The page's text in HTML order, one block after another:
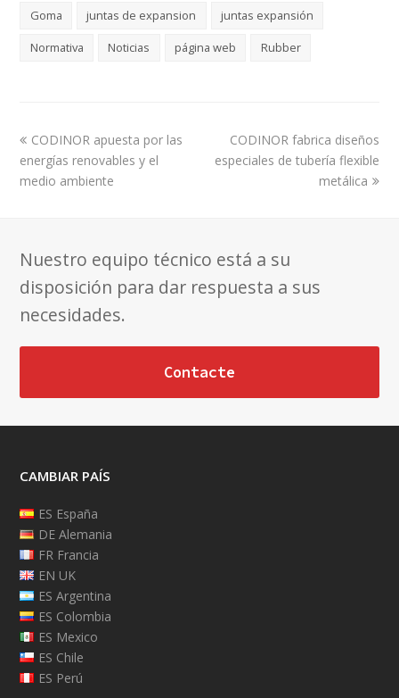
Goma
juntas de expansion
juntas expansión
Normativa
Noticias página web Rubber
previous
post:
CODINOR apuesta por las
energías renovables y el
medio ambiente
next
post:
CODINOR fabrica diseños
especiales de tubería flexible
metálica
Nuestro equipo técnico está a su
disposición para dar respuesta a sus
necesidades.
Contacte
CAMBIAR PAÍS
ES España
DE Alemania
FR Francia
EN UK
ES Argentina
ES Colombia
ES Mexico
ES Chile
ES Perú